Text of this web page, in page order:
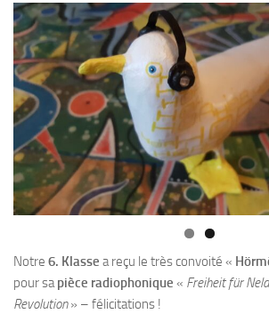
Notre 6. Klasse a reçu le très convoité «
pour sapièce radiophonique « Freiheit für
Revolution» – félicitations !